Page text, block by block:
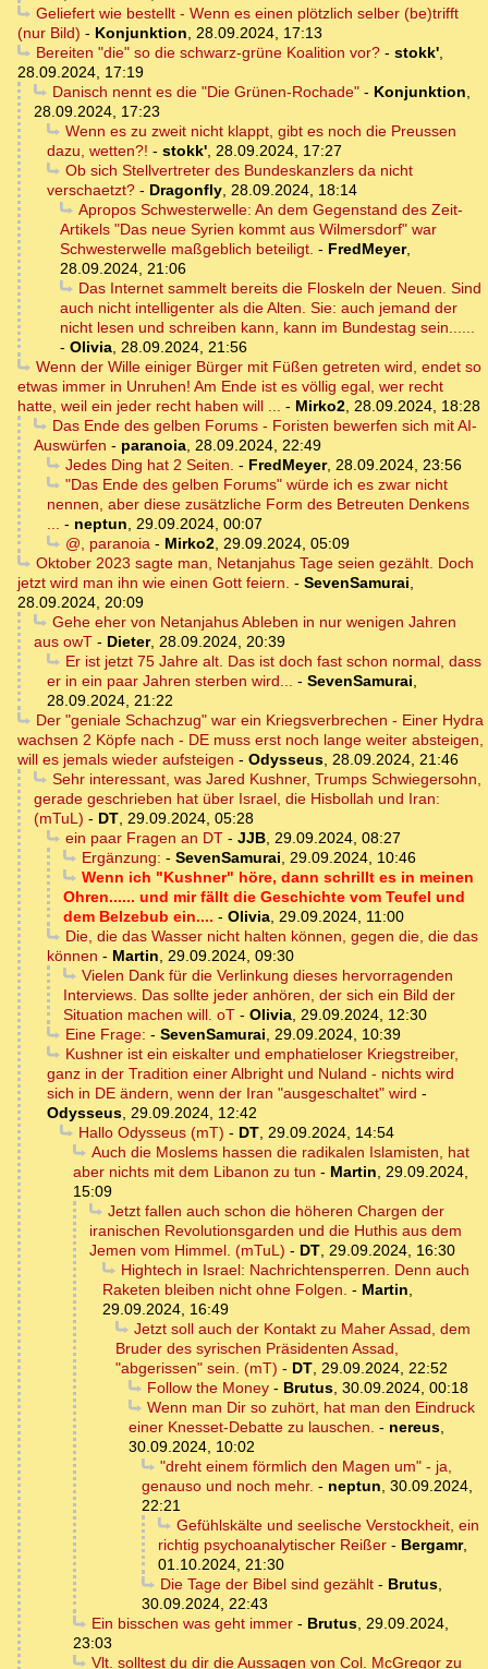
Geliefert wie bestellt - Wenn es einen plötzlich selber (be)trifft
(nur Bild) - Konjunktion, 28.09.2024, 17:13
Bereiten "die" so die schwarz-grüne Koalition vor?- stokk',
28.09.2024, 17:19
Danisch nennt es die "Die Grünen-Rochade"- Konjunktion,
28.09.2024, 17:23
Wenn es zu zweit nicht klappt, gibt es noch die Preussen
dazu, wetten?! - stokk', 28.09.2024, 17:27
Ob sich Stellvertreter des Bundeskanzlers da nicht
verschaetzt? - Dragonfly, 28.09.2024, 18:14
Apropos Schwesterwelle: An dem Gegenstand des Zeit-
Artikels "Das neue Syrien kommt aus Wilmersdorf" war
Schwesterwelle maßgeblich beteiligt. - FredMeyer,
28.09.2024, 21:06
Das Internet sammelt bereits die Floskeln der Neuen. Sind
auch nicht intelligenter als die Alten. Sie: auch jemand der
nicht lesen und schreiben kann, kann im Bundestag sein......
- Olivia, 28.09.2024, 21:56
Wenn der Wille einiger Bürger mit Füßen getreten wird, endet so
etwas immer in Unruhen! Am Ende ist es völlig egal, wer recht
hatte, weil ein jeder recht haben will ... - Mirko2, 28.09.2024, 18:28
Das Ende des gelben Forums - Foristen bewerfen sich mit AI-
Auswürfen - paranoia, 28.09.2024, 22:49
Jedes Ding hat 2 Seiten. - FredMeyer, 28.09.2024, 23:56
"Das Ende des gelben Forums" würde ich es zwar nicht
nennen, aber diese zusätzliche Form des Betreuten Denkens
... - neptun, 29.09.2024, 00:07
@, paranoia- Mirko2, 29.09.2024, 05:09
Oktober 2023 sagte man, Netanjahus Tage seien gezählt. Doch
jetzt wird man ihn wie einen Gott feiern. - SevenSamurai,
28.09.2024, 20:09
Gehe eher von Netanjahus Ableben in nur wenigen Jahren
aus owT - Dieter, 28.09.2024, 20:39
Er ist jetzt 75 Jahre alt. Das ist doch fast schon normal, dass
er in ein paar Jahren sterben wird... - SevenSamurai,
28.09.2024, 21:22
Der "geniale Schachzug" war ein Kriegsverbrechen - Einer Hydra
wachsen 2 Köpfe nach - DE muss erst noch lange weiter absteigen,
will es jemals wieder aufsteigen - Odysseus, 28.09.2024, 21:46
Sehr interessant, was Jared Kushner, Trumps Schwiegersohn,
gerade geschrieben hat über Israel, die Hisbollah und Iran:
(mTuL) - DT, 29.09.2024, 05:28
ein paar Fragen an DT- JJB, 29.09.2024, 08:27
Ergänzung: - SevenSamurai, 29.09.2024, 10:46
Wenn ich "Kushner" höre, dann schrillt es in meinen
Ohren...... und mir fällt die Geschichte vom Teufel und
dem Belzebub ein.... - Olivia, 29.09.2024, 11:00
Die, die das Wasser nicht halten können, gegen die, die das
können - Martin, 29.09.2024, 09:30
Vielen Dank für die Verlinkung dieses hervorragenden
Interviews. Das sollte jeder anhören, der sich ein Bild der
Situation machen will. oT - Olivia, 29.09.2024, 12:30
Eine Frage: - SevenSamurai, 29.09.2024, 10:39
Kushner ist ein eiskalter und emphatieloser Kriegstreiber,
ganz in der Tradition einer Albright und Nuland - nichts wird
sich in DE ändern, wenn der Iran "ausgeschaltet" wird -
Odysseus, 29.09.2024, 12:42
Hallo Odysseus (mT) - DT, 29.09.2024, 14:54
Auch die Moslems hassen die radikalen Islamisten, hat
aber nichts mit dem Libanon zu tun - Martin, 29.09.2024,
15:09
Jetzt fallen auch schon die höheren Chargen der
iranischen Revolutionsgarden und die Huthis aus dem
Jemen vom Himmel. (mTuL) - DT, 29.09.2024, 16:30
Hightech in Israel: Nachrichtensperren. Denn auch
Raketen bleiben nicht ohne Folgen. - Martin,
29.09.2024, 16:49
Jetzt soll auch der Kontakt zu Maher Assad, dem
Bruder des syrischen Präsidenten Assad,
"abgerissen" sein. (mT) - DT, 29.09.2024, 22:52
Follow the Money- Brutus, 30.09.2024, 00:18
Wenn man Dir so zuhört, hat man den Eindruck
einer Knesset-Debatte zu lauschen. - nereus,
30.09.2024, 10:02
"dreht einem förmlich den Magen um" - ja,
genauso und noch mehr. - neptun, 30.09.2024,
22:21
Gefühlskälte und seelische Verstockheit, ein
richtig psychoanalytischer Reißer - Bergamr,
01.10.2024, 21:30
Die Tage der Bibel sind gezählt- Brutus,
30.09.2024, 22:43
Ein bisschen was geht immer- Brutus, 29.09.2024,
23:03
Vlt. solltest du dir die Aussagen von Col. McGregor zu